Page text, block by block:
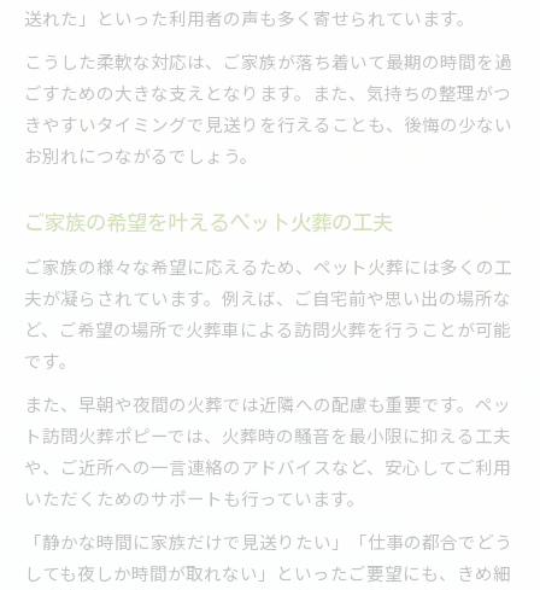
送れた」といった利用者の声も多く寄せられています。
こうした柔軟な対応は、ご家族が落ち着いて最期の時間を過
ごすための大きな支えとなります。また、気持ちの整理がつ
きやすいタイミングで見送りを行えることも、後悔の少ない
お別れにつながるでしょう。
ご家族の希望を叶えるペット火葬の工夫
ご家族の様々な希望に応えるため、ペット火葬には多くの工
夫が凝らされています。例えば、ご自宅前や思い出の場所な
ど、ご希望の場所で火葬車による訪問火葬を行うことが可能
です。
また、早朝や夜間の火葬では近隣への配慮も重要です。ペッ
ト訪問火葬ポピーでは、火葬時の騒音を最小限に抑える工夫
や、ご近所への一言連絡のアドバイスなど、安心してご利用
いただくためのサポートも行っています。
「静かな時間に家族だけで見送りたい」「仕事の都合でどう
しても夜しか時間が取れない」といったご要望にも、きめ細